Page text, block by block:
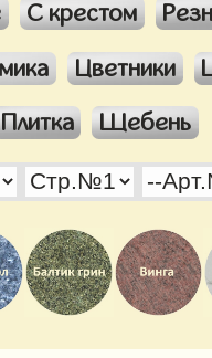
С крестом
Цветники
Плитка Щебень